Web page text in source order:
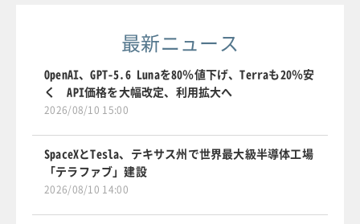
最新ニュース
OpenAI、GPT-5.6 Lunaを80％値下げ、Terraも20％安
く API価格を大幅改定、利用拡大へ
2026/08/10 15:00
SpaceXとTesla、テキサス州で世界最大級半導体工場
「テラファブ」建設
2026/08/10 14:00